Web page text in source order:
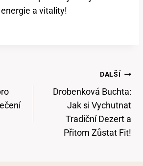
a vitality!
DALŠÍ
Drobenková Buchta:
Jak si Vychutnat
Tradiční Dezert a
Přitom Zůstat Fit!